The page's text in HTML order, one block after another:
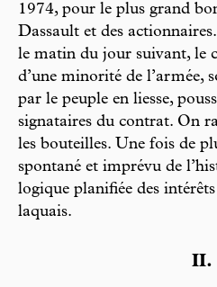
1974, pour le plus grand
Dassault et des
le matin du jour suivant, le
d’une minorité de l’armée,
par le peuple en liesse,
signataires du contrat. On
les bouteilles. Une fois de
spontané et imprévu de
logique planifiée des
laquais.
II.